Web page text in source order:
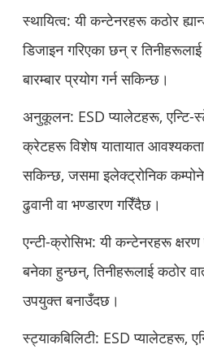
स्थायित्व: यी कन्टेनरहरू कठोर
डिजाइन गरिएका छन् र तिनीहरूलाई
बारम्बार प्रयोग गर्न सकिन्छ।
अनुकूलन: ESD प्यालेटहरू, एन्टि-
क्रेटहरू विशेष यातायात
सकिन्छ, जसमा इलेक्ट्रोनिक
ढुवानी वा भण्डारण गरिँदैछ।
एन्टी-क्रोसिभ: यी कन्टेनरहरू क्षरण
बनेका हुन्छन्, तिनीहरूलाई कठोर
उपयुक्त बनाउँदछ।
स्ट्याकबिलिटी: ESD प्यालेटहरू,